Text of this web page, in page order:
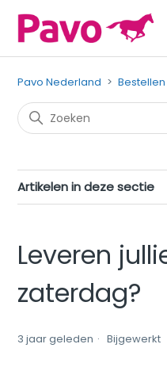
Pavo Nederland
Artikelen in deze sectie
Leveren
zaterdag?
3 jaar geleden Bijgewerkt